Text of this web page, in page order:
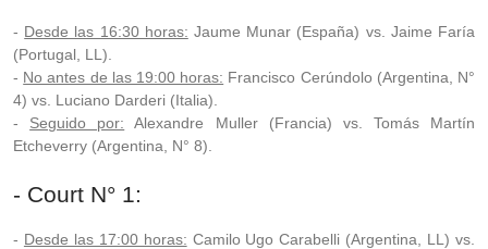
- Desde las 16:30 horas: Jaume Munar (España) vs. Jaime Faría
(Portugal, LL).
- No antes de las 19:00 horas: Francisco Cerúndolo (Argentina, N°
4) vs. Luciano Darderi (Italia).
- Seguido por: Alexandre Muller (Francia) vs. Tomás Martín
Etcheverry (Argentina, N° 8).
- Court N° 1:
- Desde las 17:00 horas: Camilo Ugo Carabelli (Argentina, LL) vs.